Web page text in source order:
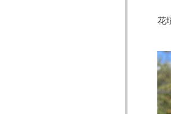
花